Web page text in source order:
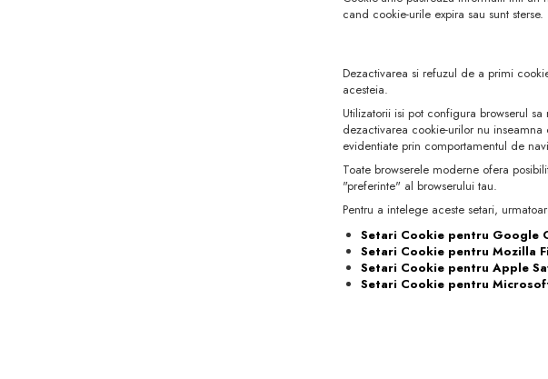
cand cookie-urile expira sau sunt sterse.
Dezactivarea si refuzul de a primi
acesteia.
Utilizatorii isi pot configura browserul
dezactivarea cookie-urilor nu
evidentiate prin comportamentul de
Toate browserele moderne ofera
"preferinte" al browserului tau.
Pentru a intelege aceste setari,
Setari Cookie pentru Google
Setari Cookie pentru Mozilla
Setari Cookie pentru Apple
Setari Cookie pentru